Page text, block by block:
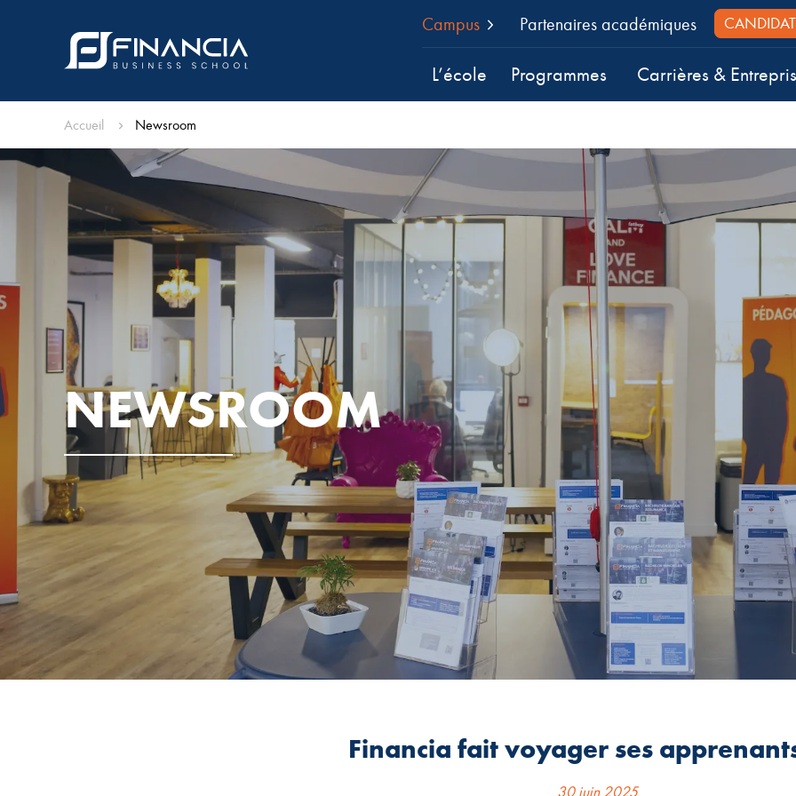
Campus Partenaires académiques
L’école Programmes Carrières &
Accueil Newsroom
NEWSROOM
Financia fait voyager ses
30 juin 2025